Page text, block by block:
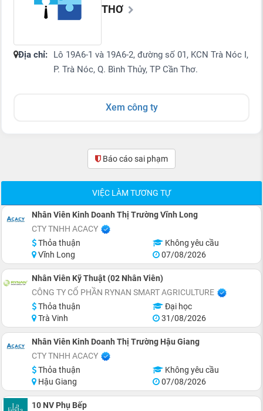
THƠ
Địa chỉ:
Lô 19A6-1 và 19A6-2, đường số 01, KCN Trà Nóc I,
P. Trà Nóc, Q. Bình Thủy, TP Cần Thơ.
Xem công ty
Báo cáo sai phạm(0)
VIỆC LÀM TƯƠNG TỰ
Nhân Viên Kinh Doanh Thị Trường Vĩnh Long
CTY TNHH ACACY
Thỏa thuận
Không yêu cầu
Vĩnh Long
07/08/2026
Nhân Viên Kỹ Thuật (02 Nhân Viên)
CÔNG TY CỔ PHẦN RYNAN SMART AGRICULTURE
Thỏa thuận
Đại học
Trà Vinh
31/08/2026
Nhân Viên Kinh Doanh Thị Trường Hậu Giang
CTY TNHH ACACY
Thỏa thuận
Không yêu cầu
Hậu Giang
07/08/2026
10 NV Phụ Bếp